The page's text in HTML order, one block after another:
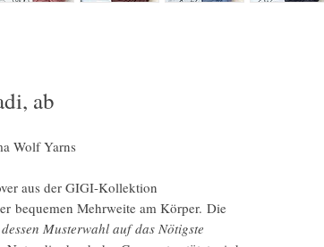
ab
Wolf Yarns
aus der GIGI-Kollektion
bequemen Mehrweite am Körper. Die
dessen Musterwahl auf das Nötigste